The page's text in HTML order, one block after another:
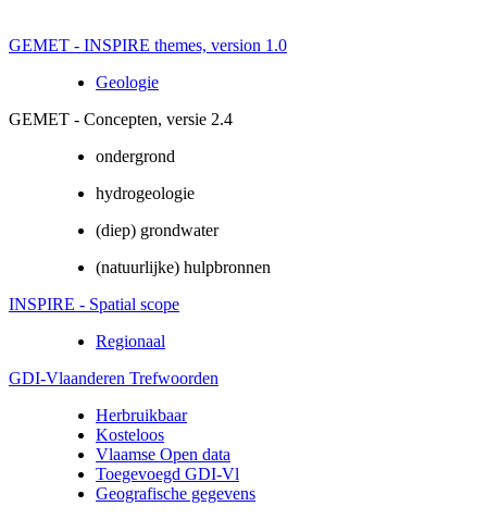
GEMET - INSPIRE themes, version 1.0
Geologie
GEMET - Concepten, versie 2.4
ondergrond
hydrogeologie
(diep) grondwater
(natuurlijke) hulpbronnen
INSPIRE - Spatial scope
Regionaal
GDI-Vlaanderen Trefwoorden
Herbruikbaar
Kosteloos
Vlaamse Open data
Toegevoegd GDI-Vl
Geografische gegevens